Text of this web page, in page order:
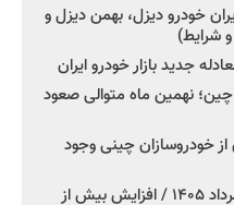
خودرو دیزل، بهمن دیزل و
جدید بازار خودرو ایران
چین؛ نهمین ماه متوالی صعود
از خودروسازان چینی وجود
اعلام قیمت جدید پارس نوا در مرداد ۱۴۰۵ / افزایش بیش از